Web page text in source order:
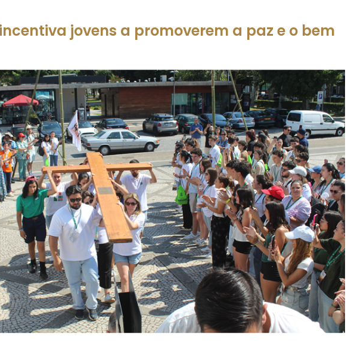
jovens a promoverem a paz e o bem